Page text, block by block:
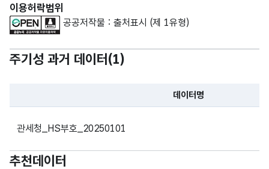
이용허락범위
공공저작물 : 출처표시 (제 1유형)
주기성 과거 데이터(1)
데이터명
관세청_HS부호_20250101
추천데이터